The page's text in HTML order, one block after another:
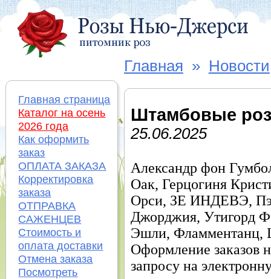
Главная » Новости
Штамбовые
25.06.2025
Александр фон
Оак, Герцогиня
Орси, ЗЕ ИНДЕВЭ,
Джорджия, Утигорд
Эшли,
Оформление заказов
запросу на
Главная страница
Каталог на осень
2026 года
Как оформить
заказ
ОПЛАТА ЗАКАЗА
Корректировка
заказа
ОТПРАВКА
САЖЕНЦЕВ
Стоимость и
оплата доставки
Отмена заказа
Посмотреть